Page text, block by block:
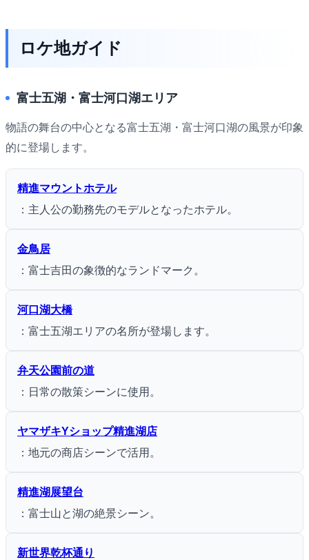
ロケ地ガイド
富士五湖・富士河口湖エリア
物語の舞台の中心となる富士五湖・富士河口湖の風景が印象
的に登場します。
精進マウントホテル
：主人公の勤務先のモデルとなったホテル。
金鳥居
：富士吉田の象徴的なランドマーク。
河口湖大橋
：富士五湖エリアの名所が登場します。
弁天公園前の道
：日常の散策シーンに使用。
ヤマザキYショップ精進湖店
：地元の商店シーンで活用。
精進湖展望台
：富士山と湖の絶景シーン。
新世界乾杯通り